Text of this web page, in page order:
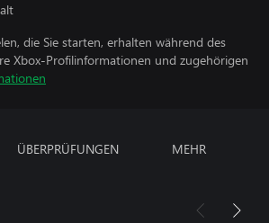
die Sie starten, erhalten während des
Xbox-Profilinformationen und zugehörigen
ÜBERPRÜFUNGEN MEHR